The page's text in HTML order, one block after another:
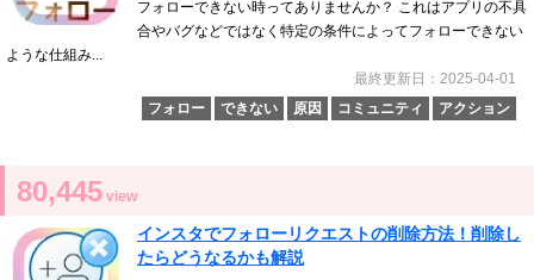
フォローできない時ってありませんか？ これはアプリの不具
合やバグなどではなく特定の条件によってフォローできない
ような仕組み...
最終更新日：2025-04-01
フォロー
できない 原因 コミュニティ アクション
80,445 view
インスタでフォローリクエストの削除方法！削除し
たらどうなるかも解説